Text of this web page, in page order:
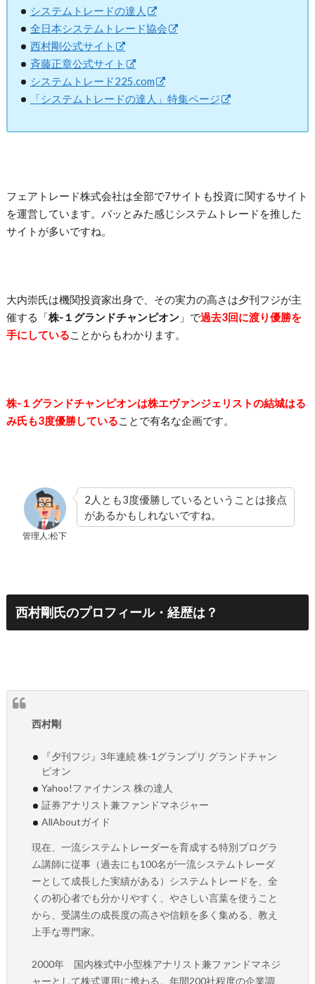
システムトレードの達人
全日本システムトレード協会
西村剛公式サイト
斉藤正章公式サイト
システムトレード225.com
「システムトレードの達人」特集ページ
フェアトレード株式会社は全部で7サイトも投資に関するサイト
を運営しています。パッとみた感じシステムトレードを推した
サイトが多いですね。
大内崇氏は機関投資家出身で、その実力の高さは夕刊フジが主
催する「株-１グランドチャンピオン」で過去3回に渡り優勝を
手にしていることからもわかります。
株-１グランドチャンピオンは株エヴァンジェリストの結城はる
み氏も3度優勝していることで有名な企画です。
管理人:松下
2人とも3度優勝しているということは接点
があるかもしれないですね。
西村剛氏のプロフィール・経歴は？
西村剛
『夕刊フジ』3年連続 株-1グランプリ グランドチャン
ピオン
Yahoo!ファイナンス 株の達人
証券アナリスト兼ファンドマネジャー
AllAboutガイド
現在、一流システムトレーダーを育成する特別プログラ
ム講師に従事（過去にも100名が一流システムトレーダ
ーとして成長した実績がある）システムトレードを、全
くの初心者でも分かりやすく、やさしい言葉を使うこと
から、受講生の成長度の高さや信頼を多く集める、教え
上手な専門家。
2000年 国内株式中小型株アナリスト兼ファンドマネジ
ャーとして株式運用に携わる。年間200社程度の企業調